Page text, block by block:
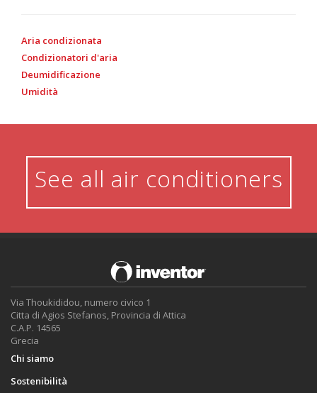
Aria condizionata
Condizionatori d'aria
Deumidificazione
Umidità
See all air conditioners
Via Thoukididou, numero civico 1
Citta di Agios Stefanos, Provincia di Attica
C.A.P. 14565
Grecia
Chi siamo
Sostenibilità